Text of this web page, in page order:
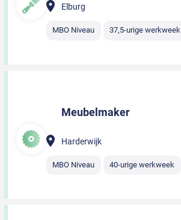
Elburg
MBO Niveau 37,5-urige werkweek
Meubelmaker
Harderwijk
MBO Niveau 40-urige werkweek